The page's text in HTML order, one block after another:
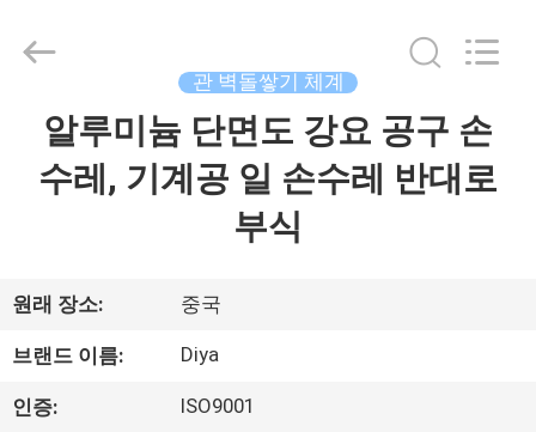
회
사
Industrial
Reserved.
관 벽돌쌓기 체계
알루미늄 단면도 강요 공구 손
수레, 기계공 일 손수레 반대로
부식
원래 장소: 중국
브랜드 이름: Diya
인증: ISO9001